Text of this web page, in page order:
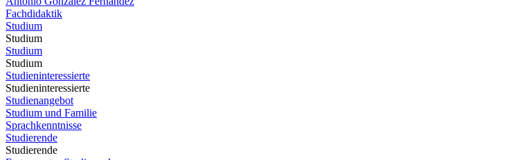
Fachdidaktik
Studium
Studium
Studium
Studium
Studieninteressierte
Studieninteressierte
Studienangebot
Studium und Familie
Sprachkenntnisse
Studierende
Studierende